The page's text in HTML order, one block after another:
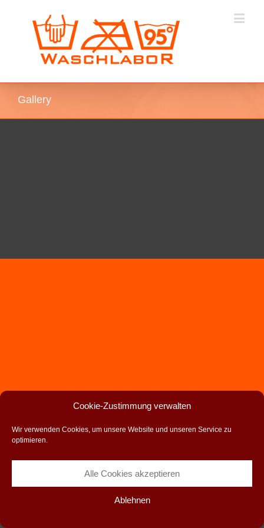
Cookie-Zustimmung verwalten
Wir verwenden Cookies, um unsere Website und unseren Service zu
optimieren.
Alle Cookies akzeptieren
Ablehnen
Gallery
| Theme Avada